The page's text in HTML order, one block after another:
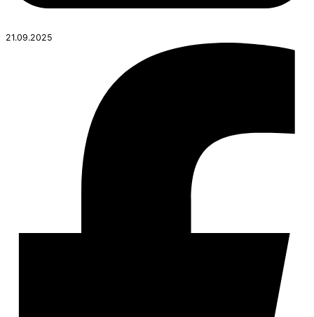
21.09.2025